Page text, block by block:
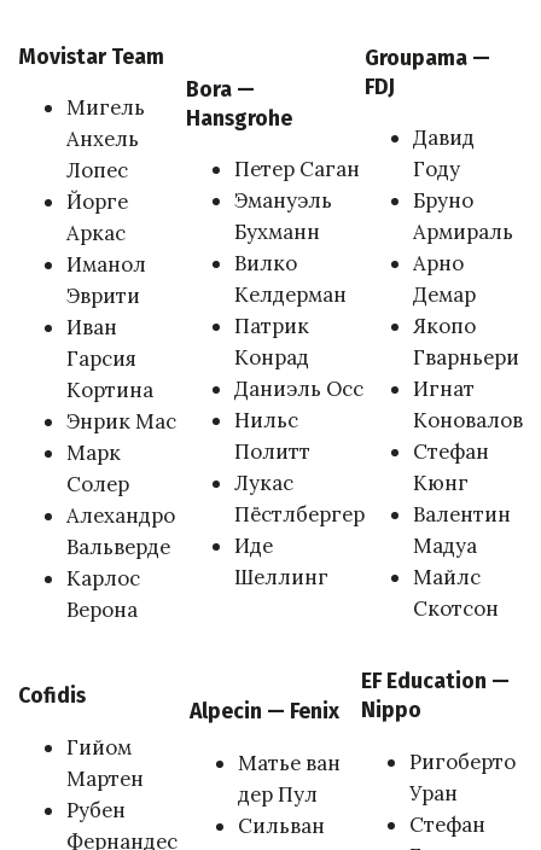
Movistar Team
Мигель
Анхель
Лопес
Йорге
Аркас
Иманол
Эврити
Иван
Гарсия
Кортина
Энрик Мас
Марк
Солер
Алехандро
Вальверде
Карлос
Верона
Bora —
Hansgrohe
Петер Саган
Эмануэль
Бухманн
Вилко
Келдерман
Патрик
Конрад
Даниэль Осс
Нильс
Политт
Лукас
Пёстлбергер
Иде
Шеллинг
Groupama —
FDJ
Давид
Году
Бруно
Армираль
Арно
Демар
Якопо
Гварньери
Игнат
Коновалов
Стефан
Кюнг
Валентин
Мадуа
Майлс
Скотсон
Cofidis
Гийом
Мартен
Рубен
Фернандес
Alpecin — Fenix
Матье ван
дер Пул
Сильван
EF Education —
Nippo
Ригоберто
Уран
Стефан